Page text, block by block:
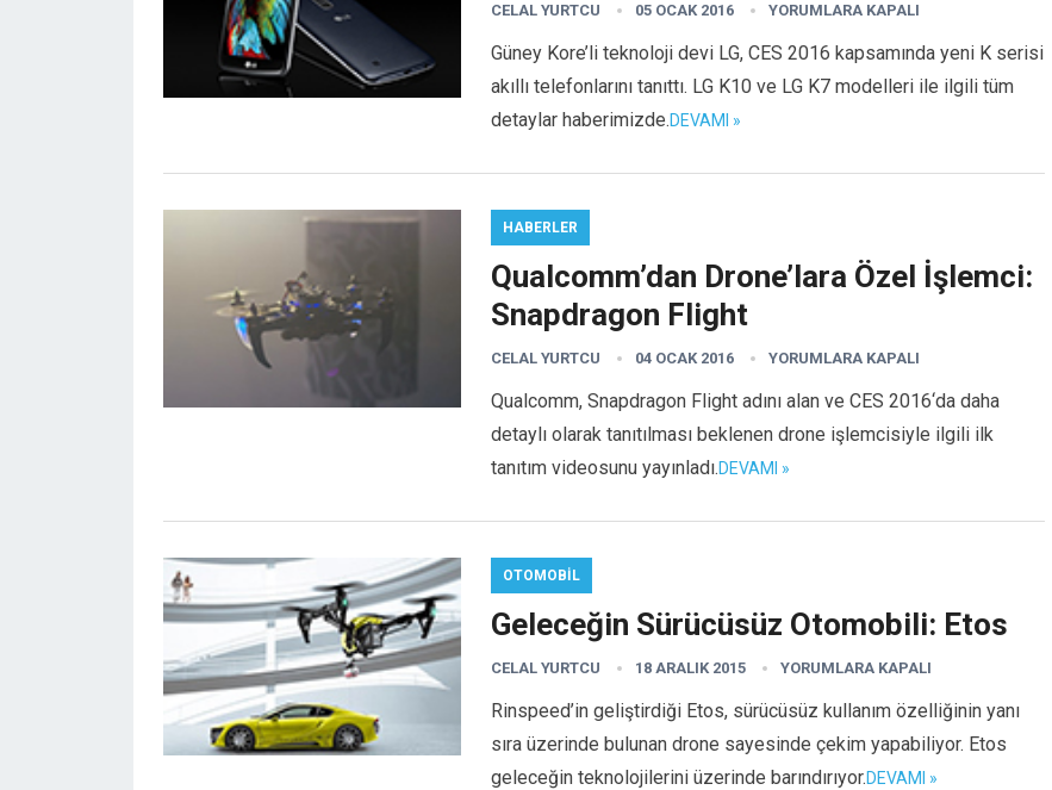
CELAL YURTCU 05 OCAK 2016 YORUMLARA KAPALI
Güney Kore’li teknoloji devi LG, CES 2016 kapsamında yeni K serisi
akıllı telefonlarını tanıttı. LG K10 ve LG K7 modelleri ile ilgili tüm
detaylar haberimizde.DEVAMI »
HABERLER
Qualcomm’dan Drone’lara Özel İşlemci:
Snapdragon Flight
CELAL YURTCU 04 OCAK 2016 YORUMLARA KAPALI
Qualcomm, Snapdragon Flight adını alan ve CES 2016‘da daha
detaylı olarak tanıtılması beklenen drone işlemcisiyle ilgili ilk
tanıtım videosunu yayınladı.DEVAMI »
OTOMOBIL
Geleceğin Sürücüsüz Otomobili: Etos
CELAL YURTCU 18 ARALIK 2015 YORUMLARA KAPALI
Rinspeed’in geliştirdiği Etos, sürücüsüz kullanım özelliğinin yanı
sıra üzerinde bulunan drone sayesinde çekim yapabiliyor. Etos
geleceğin teknolojilerini üzerinde barındırıyor.DEVAMI »